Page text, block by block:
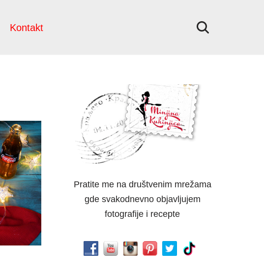
Kontakt
Pratite me na društvenim mrežama
gde svakodnevno objavljujem
fotografije i recepte